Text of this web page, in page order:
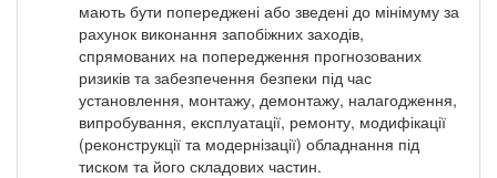
мають бути попереджені або зведені до мінімуму за
рахунок виконання запобіжних заходів,
спрямованих на попередження прогнозованих
ризиків та забезпечення безпеки під час
установлення, монтажу, демонтажу, налагодження,
випробування, експлуатації, ремонту, модифікації
(реконструкції та модернізації) обладнання під
тиском та його складових частин.